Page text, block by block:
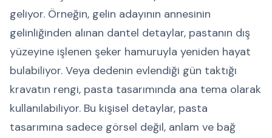
geliyor. Örneğin, gelin adayının annesinin
gelinliğinden alınan dantel detaylar, pastanın dış
yüzeyine işlenen şeker hamuruyla yeniden hayat
bulabiliyor. Veya dedenin evlendiği gün taktığı
kravatın rengi, pasta tasarımında ana tema olarak
kullanılabiliyor. Bu kişisel detaylar, pasta
tasarımına sadece görsel değil, anlam ve bağ